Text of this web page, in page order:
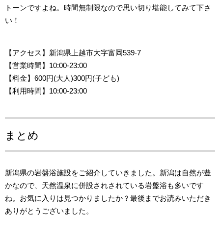
トーンですよね。時間無制限なので思い切り堪能してみて下さ
い！
【アクセス 】新潟県上越市大字富岡539-7
【営業時間 】10:00-23:00
【料金】600円(大人)300円(子ども)
【利用時間】10:00-23:00
まとめ
新潟県の岩盤浴施設をご紹介していきました。新潟は自然が豊
かなので、天然温泉に併設されされている岩盤浴も多いです
ね。お気に入りは見つかりましたか？最後までお読みいただき
ありがとうございました。